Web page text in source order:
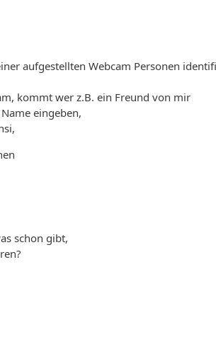
aufgestellten Webcam Personen
kommt wer z.B. ein Freund von mir
eingeben,
schon gibt,